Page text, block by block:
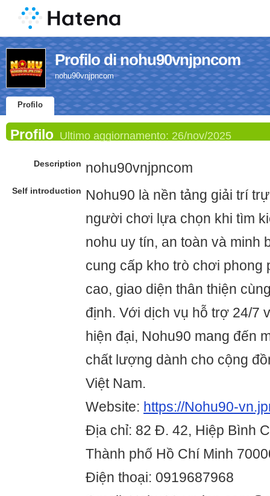
Profilo di nohu90vnjpncom
nohu90vnjpncom
Profilo
Profilo Ultimo aggiornamento: 26/nov/2025
Description nohu90vnjpncom
Self introduction
Nohu90 là nền tảng giải trí
người chơi lựa chọn khi tìm
nohu uy tín, an toàn và minh
cung cấp kho trò chơi phong
cao, giao diện thân thiện
định. Với dịch vụ hỗ trợ 24/7
hiện đại, Nohu90 mang đến
chất lượng dành cho cộng
Việt Nam.
Website: https://Nohu90-
Địa chỉ: 82 Đ. 42, Hiệp Bình
Thành phố Hồ Chí Minh
Điện thoại: 0919687968